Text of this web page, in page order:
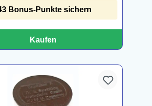
Bonus-Punkte sichern
Kaufen